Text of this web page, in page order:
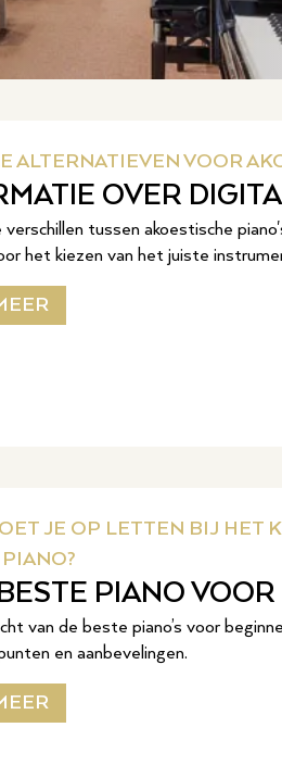
ALTERNATIEVEN VOOR
OVER
tussen akoestische
het kiezen van het juiste
JE OP LETTEN BIJ HET
PIANO
van de beste piano’s voor
en aanbevelingen.